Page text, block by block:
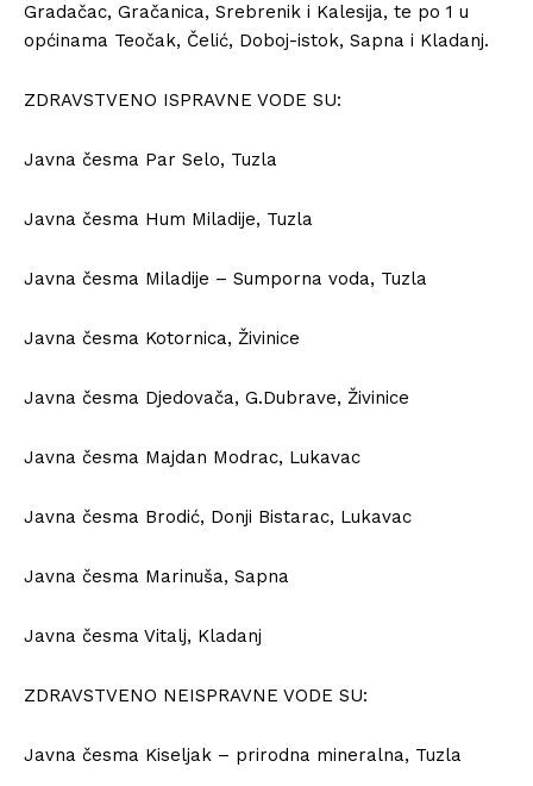
Gradačac, Gračanica, Srebrenik i Kalesija, te po 1 u
općinama Teočak, Čelić, Doboj-istok, Sapna i Kladanj.
ZDRAVSTVENO ISPRAVNE VODE SU:
Javna česma Par Selo, Tuzla
Javna česma Hum Miladije, Tuzla
Javna česma Miladije – Sumporna voda, Tuzla
Javna česma Kotornica, Živinice
Javna česma Djedovača, G.Dubrave, Živinice
Javna česma Majdan Modrac, Lukavac
Javna česma Brodić, Donji Bistarac, Lukavac
Javna česma Marinuša, Sapna
Javna česma Vitalj, Kladanj
ZDRAVSTVENO NEISPRAVNE VODE SU:
Javna česma Kiseljak – prirodna mineralna, Tuzla